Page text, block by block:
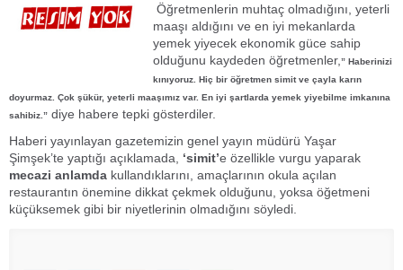
Öğretmenlerin muhtaç olmadığını, yeterli
maaşı aldığını ve en iyi mekanlarda
yemek yiyecek ekonomik güce sahip
olduğunu kaydeden öğretmenler, ” Haberinizi
kınıyoruz. Hiç bir öğretmen simit ve çayla karın
doyurmaz. Çok şükür, yeterli maaşımız var. En iyi şartlarda yemek yiyebilme imkanına
sahibiz.” diye habere tepki gösterdiler.
Haberi yayınlayan gazetemizin genel yayın müdürü Yaşar
Şimşek’te yaptığı açıklamada, ‘simit’e özellikle vurgu yaparak
mecazi anlamda kullandıklarını, amaçlarının okula açılan
restaurantın önemine dikkat çekmek olduğunu, yoksa öğetmeni
küçüksemek gibi bir niyetlerinin olmadığını söyledi.